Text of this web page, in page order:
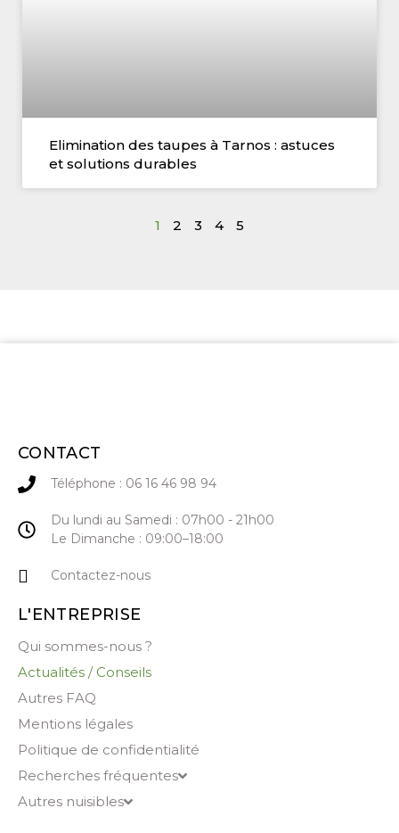
Elimination des taupes à Tarnos : astuces
et solutions durables
1 2 3 4 5
CONTACT
Téléphone : 06 16 46 98 94
Du lundi au Samedi : 07h00 - 21h00
Le Dimanche : 09:00–18:00
Contactez-nous
L'ENTREPRISE
Qui sommes-nous ?
Actualités / Conseils
Autres FAQ
Mentions légales
Politique de confidentialité
Recherches fréquentes
Autres nuisibles